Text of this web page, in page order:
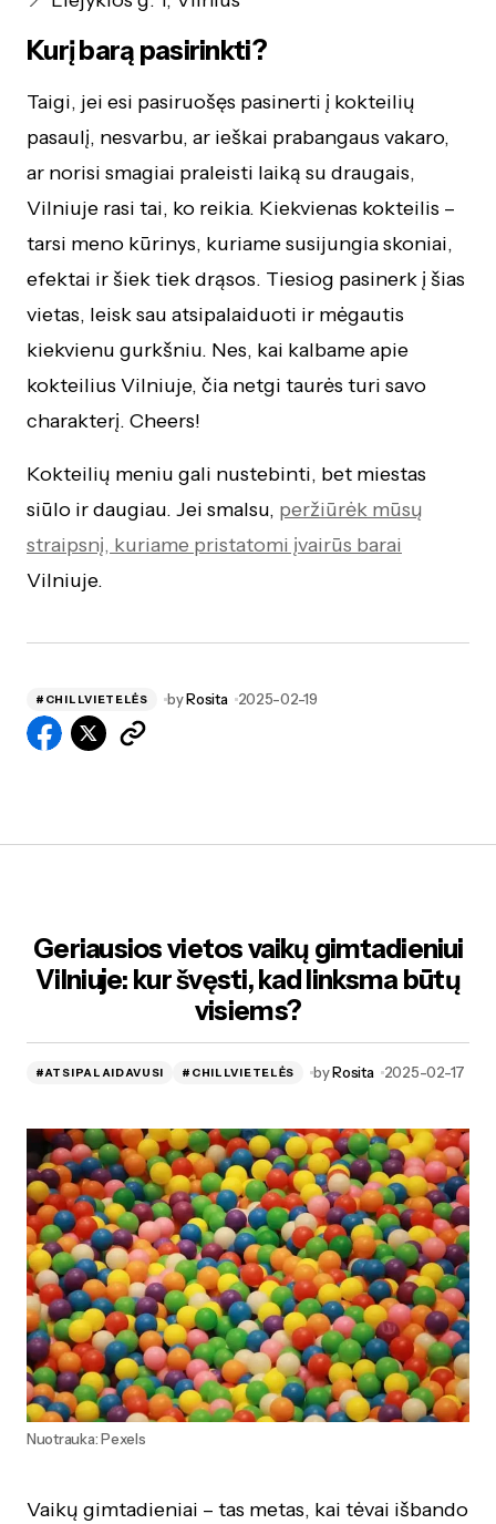
Kurį barą pasirinkti?
Taigi, jei esi pasiruošęs pasinerti į kokteilių
pasaulį, nesvarbu, ar ieškai prabangaus vakaro,
ar norisi smagiai praleisti laiką su draugais,
Vilniuje rasi tai, ko reikia. Kiekvienas kokteilis –
tarsi meno kūrinys, kuriame susijungia skoniai,
efektai ir šiek tiek drąsos. Tiesiog pasinerk į šias
vietas, leisk sau atsipalaiduoti ir mėgautis
kiekvienu gurkšniu. Nes, kai kalbame apie
kokteilius Vilniuje, čia netgi taurės turi savo
charakterį. Cheers!
Kokteilių meniu gali nustebinti, bet miestas
siūlo ir daugiau. Jei smalsu, peržiūrėk mūsų
straipsnį, kuriame pristatomi įvairūs barai
Vilniuje.
#CHILLVIETELĖS byRosita 2025-02-19
Geriausios vietos vaikų gimtadieniui
Vilniuje: kur švęsti, kad linksma būtų
visiems?
#ATSIPALAIDAVUSI #CHILLVIETELĖS byRosita 2025-02-17
Nuotrauka: Pexels
Vaikų gimtadieniai – tas metas, kai tėvai išbando